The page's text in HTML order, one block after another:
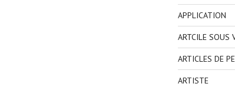
APPLICATION
ARTCILE SOUS
ARTICLES DE
ARTISTE